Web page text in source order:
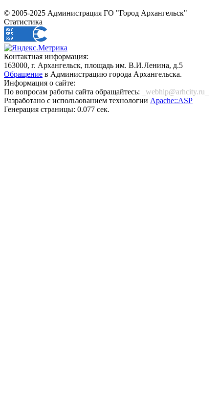
© 2005-2025 Администрация ГО "Город Архангельск"
Статистика
Контактная информация:
163000, г. Архангельск, площадь им. В.И.Ленина, д.5
Обращение в Администрацию города Архангельска.
Информация о сайте:
По вопросам работы сайта обращайтесь:
_webhlp@arhcity.ru_
Разработано с использованием технологии Apache::ASP
Генерация страницы: 0.077 сек.